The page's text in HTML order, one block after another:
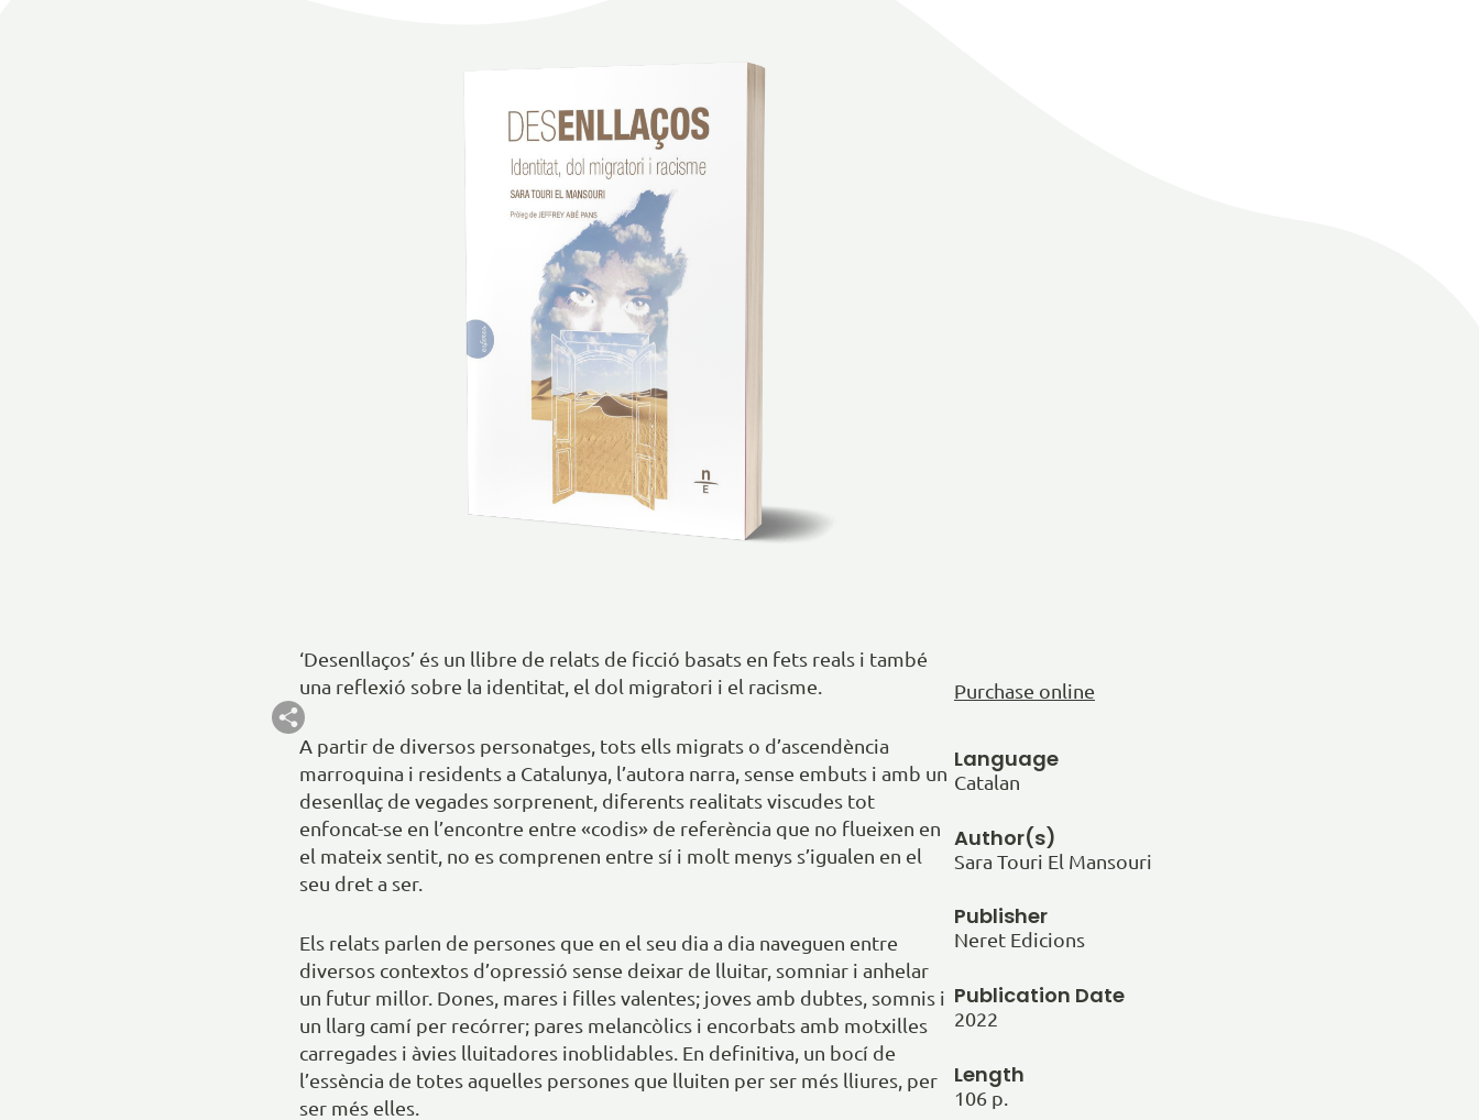
‘Desenllaços’ és un llibre de relats de ficció basats en fets reals i també
una reflexió sobre la identitat, el dol migratori i el racisme.
A partir de diversos personatges, tots ells migrats o d’ascendència
marroquina i residents a Catalunya, l’autora narra, sense embuts i amb un
desenllaç de vegades sorprenent, diferents realitats viscudes tot
enfoncat-se en l’encontre entre «codis» de referència que no flueixen en
el mateix sentit, no es comprenen entre sí i molt menys s’igualen en el
seu dret a ser.
Els relats parlen de persones que en el seu dia a dia naveguen entre
diversos contextos d’opressió sense deixar de lluitar, somniar i anhelar
un futur millor. Dones, mares i filles valentes; joves amb dubtes, somnis i
un llarg camí per recórrer; pares melancòlics i encorbats amb motxilles
carregades i àvies lluitadores inoblidables. En definitiva, un bocí de
l’essència de totes aquelles persones que lluiten per ser més lliures, per
ser més elles.
Purchase online
Language
Catalan
Author(s)
Sara Touri El Mansouri
Publisher
Neret Edicions
Publication Date
2022
Length
106 p.